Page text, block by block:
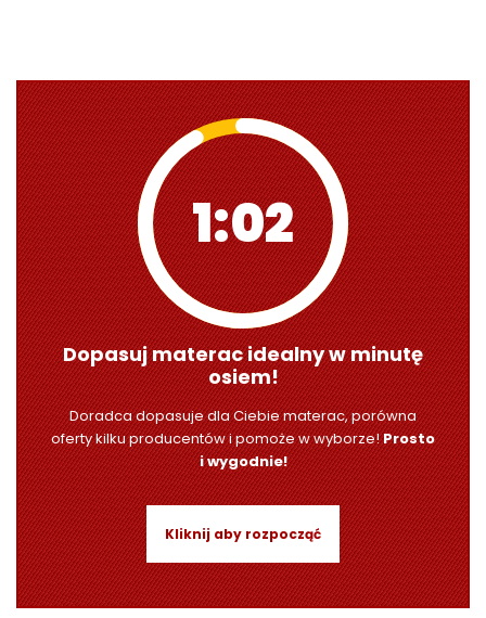
1:00
Dopasuj materac idealny w minutę
osiem!
Doradca dopasuje dla Ciebie materac, porówna
oferty kilku producentów i pomoże w wyborze!Prosto
i wygodnie!
Kliknij aby rozpocząć